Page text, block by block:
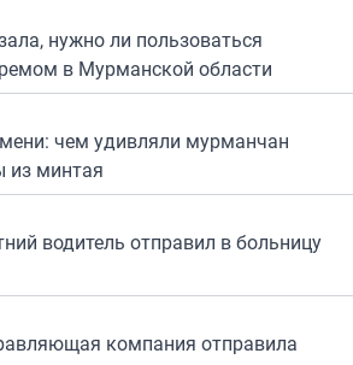
нужно ли пользоваться
в Мурманской области
чем удивляли мурманчан
из минтая
водитель отправил в больницу
компания отправила